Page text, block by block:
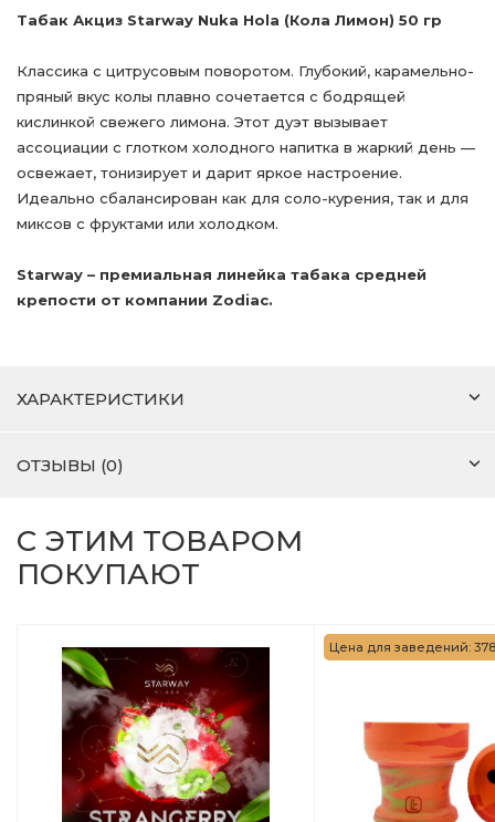
Табак Акциз Starway Nuka Hola (Кола Лимон) 50 гр
Классика с цитрусовым поворотом. Глубокий, карамельно-
пряный вкус колы плавно сочетается с бодрящей
кислинкой свежего лимона. Этот дуэт вызывает
ассоциации с глотком холодного напитка в жаркий день —
освежает, тонизирует и дарит яркое настроение.
Идеально сбалансирован как для соло-курения, так и для
миксов с фруктами или холодком.
Starway – премиальная линейка табака средней
крепости от компании Zodiac.
ХАРАКТЕРИСТИКИ
ОТЗЫВЫ (0)
С ЭТИМ ТОВАРОМ
ПОКУПАЮТ
Цена для заведений: 378